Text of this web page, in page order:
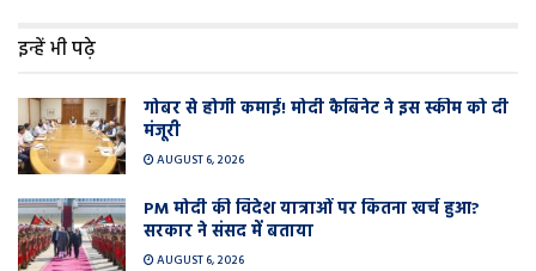
इन्हें भी पढ़े
गोबर से होगी कमाई! मोदी कैबिनेट ने इस स्कीम को दी
मंजूरी
AUGUST 6, 2026
PM मोदी की विदेश यात्राओं पर कितना खर्च हुआ?
सरकार ने संसद में बताया
AUGUST 6, 2026